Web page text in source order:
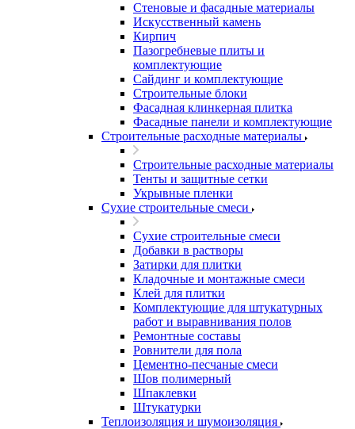
Стеновые и фасадные материалы
Искусственный камень
Кирпич
Пазогребневые плиты и
комплектующие
Сайдинг и комплектующие
Строительные блоки
Фасадная клинкерная плитка
Фасадные панели и комплектующие
Строительные расходные материалы
Строительные расходные материалы
Тенты и защитные сетки
Укрывные пленки
Сухие строительные смеси
Сухие строительные смеси
Добавки в растворы
Затирки для плитки
Кладочные и монтажные смеси
Клей для плитки
Комплектующие для штукатурных
работ и выравнивания полов
Ремонтные составы
Ровнители для пола
Цементно-песчаные смеси
Шов полимерный
Шпаклевки
Штукатурки
Теплоизоляция и шумоизоляция